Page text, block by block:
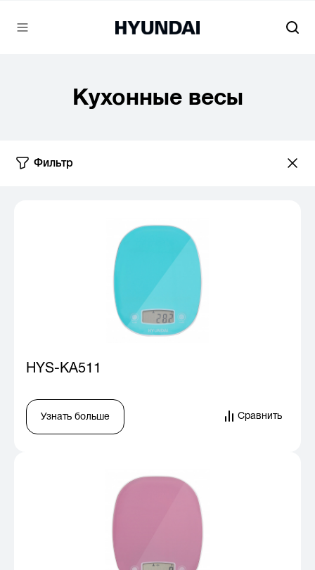
Кухонные весы
Фильтр
HYS-KA511
Узнать больше Сравнить